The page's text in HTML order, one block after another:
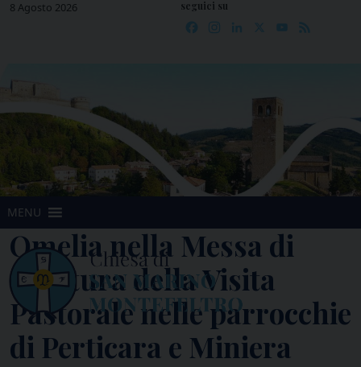
Skip8 Agosto 2026 seguici su
Facebook
Instagram
LinkedIn YouTube
MENU
Omelia nella Messa di
apertura della Visita
Pastorale nelle parrocchie
di Perticara e Miniera